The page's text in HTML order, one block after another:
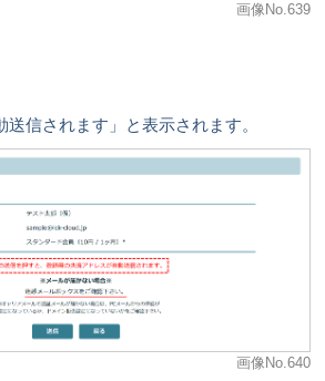
画像No.639
送信されます」と表示されます。
画像No.640